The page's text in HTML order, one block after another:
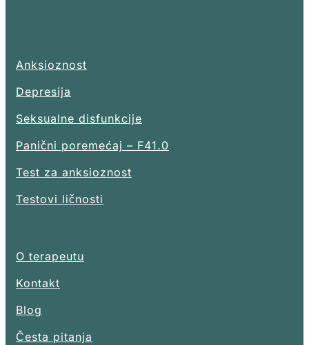
Anksioznost
Depresija
Seksualne disfunkcije
Panični poremećaj – F41.0
Test za anksioznost
Testovi ličnosti
O terapeutu
Kontakt
Blog
Česta pitanja